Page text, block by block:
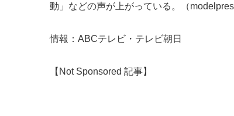
動」などの声が上がっている。（
情報：ABCテレビ・テレビ朝日
【Not Sponsored 記事】